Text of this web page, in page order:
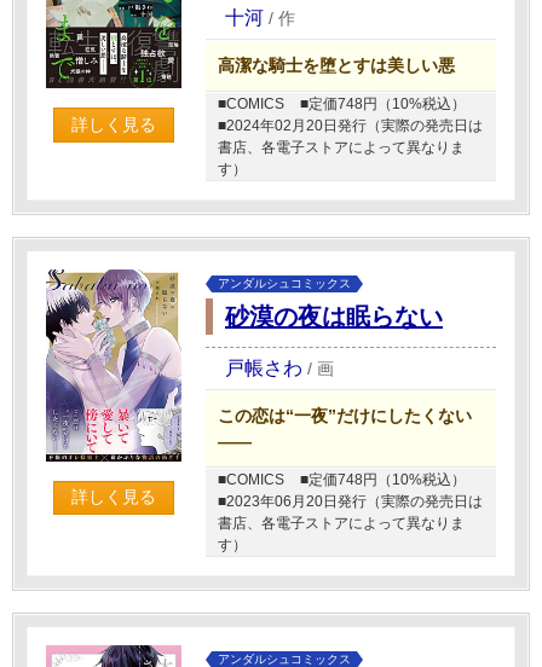
詳しく見る
十河 / 作
高潔な騎士を堕とすは美しい悪
■COMICS
■定価748円（10%税込）
■2024年02月20日発行（実際の発売日は
書店、各電子ストアによって異なりま
す）
詳しく見る
アンダルシュコミックス
砂漠の夜は眠らない
戸帳さわ / 画
この恋は“一夜”だけにしたくない
――
■COMICS
■定価748円（10%税込）
■2023年06月20日発行（実際の発売日は
書店、各電子ストアによって異なりま
す）
アンダルシュコミックス